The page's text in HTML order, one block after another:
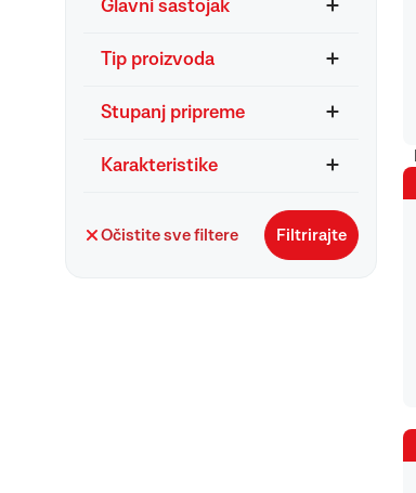
Glavni sastojak
Tip proizvoda
Stupanj pripreme
Karakteristike
Očistite sve filtere Filtrirajte